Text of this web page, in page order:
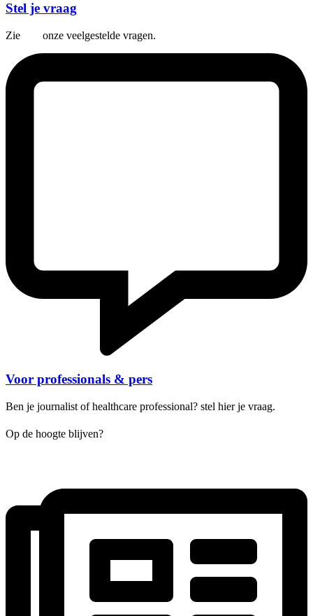
Stel je vraag
Zie onze veelgestelde vragen.
Voor professionals & pers
Ben je journalist of healthcare professional? stel hier je vraag.
Op de hoogte blijven?